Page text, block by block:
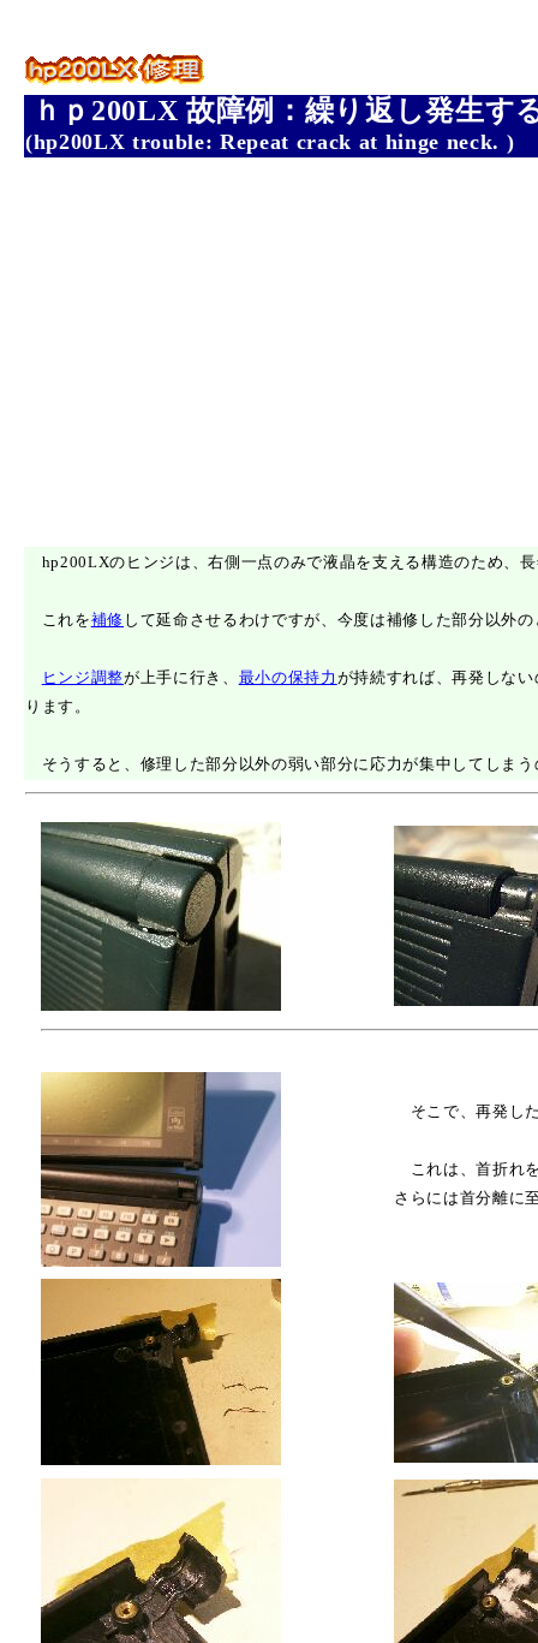
ｈｐ200LX 故障例：繰り返し発生す
(hp200LX trouble: Repeat crack at hinge neck. )
hp200LXのヒンジは、右側一点のみで液晶を支える構造のため、
これを補修 して延命させるわけですが、今度は補修した部分以外
ヒンジ調整が上手に行き、 最小の保持力 が持続すれば、再発しな
ります。
そうすると、修理した部分以外の弱い部分に応力が集中してしまう
そこで、再発し
これは、首折れ
さらには首分離に